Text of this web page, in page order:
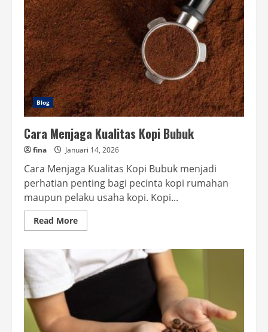
Blog
Cara Menjaga Kualitas Kopi Bubuk
fina Januari 14, 2026
Cara Menjaga Kualitas Kopi Bubuk menjadi
perhatian penting bagi pecinta kopi rumahan
maupun pelaku usaha kopi. Kopi...
Read MoreRead
more
Kualitas
Kopi
Bubuk